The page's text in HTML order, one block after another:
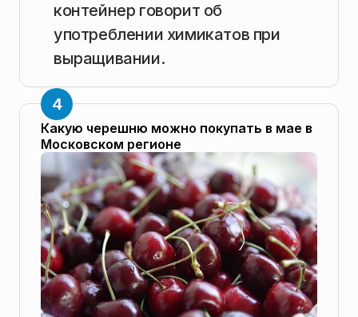
контейнер говорит об
употреблении химикатов при
выращивании.
Какую черешню можно покупать в мае в
Московском регионе